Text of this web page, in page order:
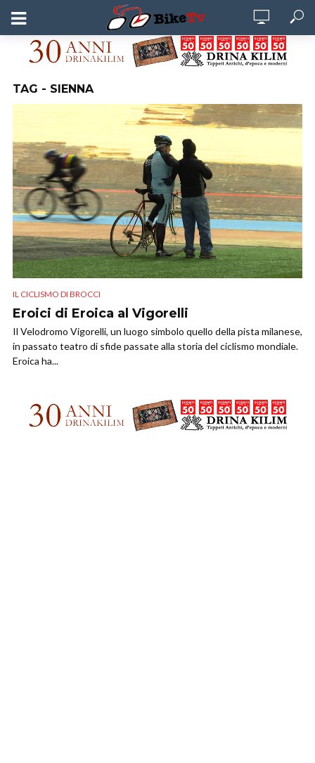
TAG - SIENNA
IL CICLISMO DI BROCCI
Eroici di Eroica al Vigorelli
Il Velodromo Vigorelli, un luogo simbolo quello della pista milanese,
in passato teatro di sfide passate alla storia del ciclismo mondiale.
Eroica ha...